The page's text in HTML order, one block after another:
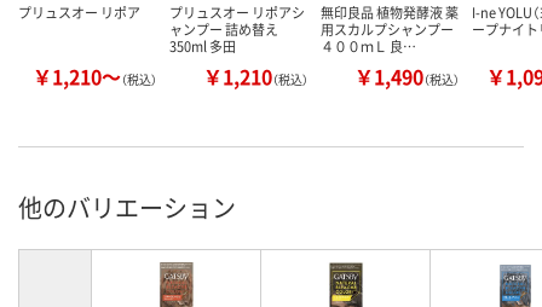
プリュスオー リポア
￥1,210～（税込）
プリュスオー リポアシ
ャンプー 詰め替え
350ml 多田
￥1,210（税込）
無印良品 植物発酵液 薬
用スカルプシャンプー
４００ｍＬ 良…
￥1,490（税込）
I-ne YOLU
ープナイ
￥
他のバリエーション